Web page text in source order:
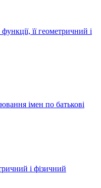
її геометричний і
імен по батькові
і фізичний